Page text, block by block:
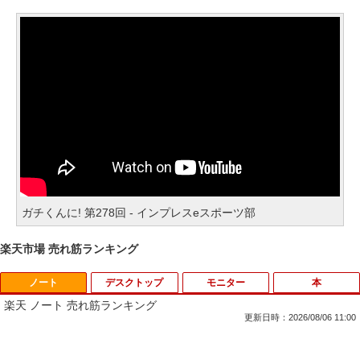
ガチくんに! 第278回 - インプレスeスポーツ部
楽天市場 売れ筋ランキング
ノート
楽天 ノート 売れ筋ランキング
更新日時：2026/08/06 11:00
デスクトップ モニター 本